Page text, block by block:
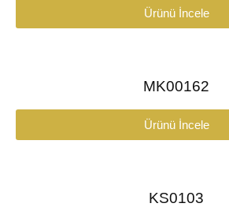
Ürünü İncele
MK00162
Ürünü İncele
KS0103